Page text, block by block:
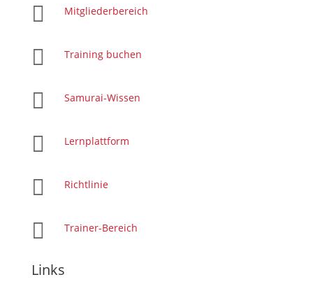
 Mitgliederbereich
 Training buchen
 Samurai-Wissen
 Lernplattform
 Richtlinie
 Trainer-Bereich
Links